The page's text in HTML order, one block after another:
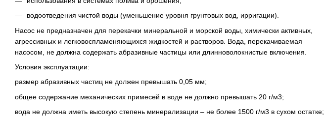
водоотведения чистой воды (уменьшение уровня грунтовых вод, ирригации).
Насос не предназначен для перекачки минеральной и морской воды, химически активных,
агрессивных и легковоспламеняющихся жидкостей и растворов. Вода, перекачиваемая
насосом, не должна содержать абразивные частицы или длинноволокнистые включения.
Условия эксплуатации:
размер абразивных частиц не должен превышать 0,05 мм;
общее содержание механических примесей в воде не должно превышать 20 г/м3;
вода не должна иметь высокую степень минерализации – не более 1500 г/м3 в сухом остатке;